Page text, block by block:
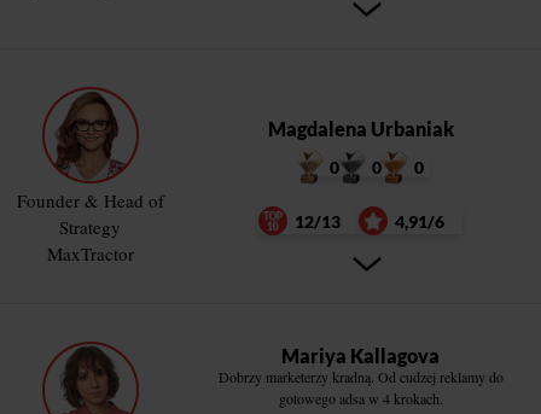
Founder & Head of
Strategy
MaxTractor
Magdalena Urbaniak
0 0 0
12/13 4,91/6
Mariya Kallagova
Dobrzy marketerzy kradną. Od cudzej reklamy do
gotowego adsa w 4 krokach.